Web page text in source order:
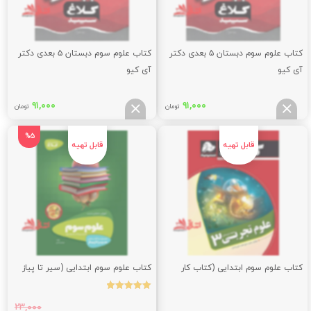
کتاب علوم سوم دبستان ۵ بعدی دکتر
آی کیو
۹۱,۰۰۰ تومان
کتاب علوم سوم دبستان ۵ بعدی دکتر
آی کیو
۹۱,۰۰۰ تومان
کتاب علوم سوم ابتدایی (کتاب کار کتاب علوم سوم ابتدایی (سیر تا پیاز
۲۳,۰۰۰